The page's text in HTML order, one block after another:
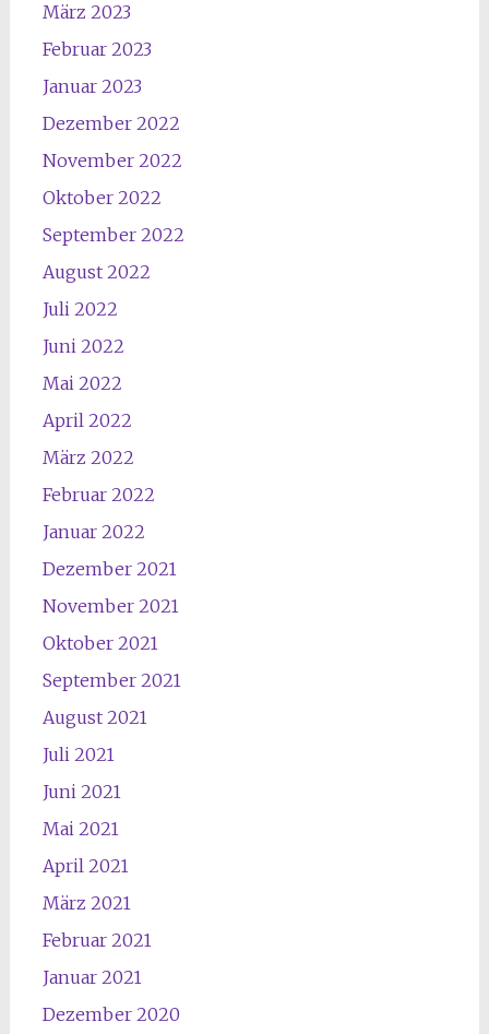
März 2023
Februar 2023
Januar 2023
Dezember 2022
November 2022
Oktober 2022
September 2022
August 2022
Juli 2022
Juni 2022
Mai 2022
April 2022
März 2022
Februar 2022
Januar 2022
Dezember 2021
November 2021
Oktober 2021
September 2021
August 2021
Juli 2021
Juni 2021
Mai 2021
April 2021
März 2021
Februar 2021
Januar 2021
Dezember 2020